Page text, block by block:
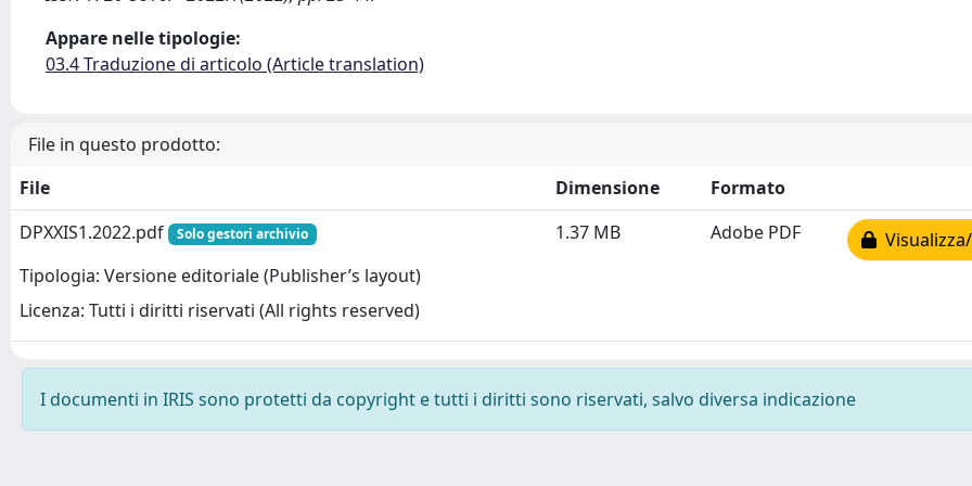
Appare nelle tipologie:
03.4 Traduzione di articolo (Article translation)
File in questo prodotto:
File
Dimensione
Formato
DPXXIS1.2022.pdf
Solo gestori archivio
Tipologia: Versione editoriale (Publisher’s layout)
Licenza: Tutti i diritti riservati (All rights reserved)
1.37 MB Adobe PDF
I documenti in IRIS sono protetti da copyright e tutti i diritti sono riservati, salvo diversa indicazione